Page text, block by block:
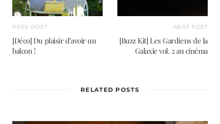
PREV POST
[Déco] Du plaisir d’avoir un
balcon !
NEXT POST
[Buzz Kit] Les Gardiens de la
Galaxie vol. 2 au cinéma
RELATED POSTS